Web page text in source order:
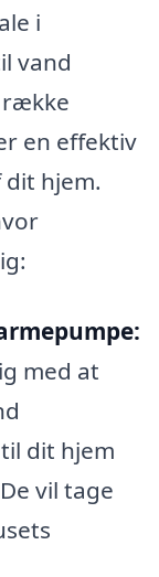
i
vand
række
en effektiv
hjem.
med at
dit hjem
vil tage